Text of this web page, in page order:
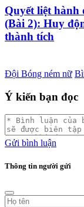
Quyết liệt hành
(Bài 2): Huy
thành tích
Đội Bóng ném nữ
Ý kiến bạn đọc
Gửi bình luận
Thông tin người gửi